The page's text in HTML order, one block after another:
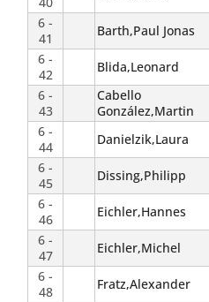
6 -
41
Barth,Paul Jonas
6 -
42
Blida,Leonard
6 -
43
Cabello
González,Martin
6 -
44
Danielzik,Laura
6 -
45
Dissing,Philipp
6 -
46
Eichler,Hannes
6 -
47
Eichler,Michel
6 -
48
Fratz,Alexander